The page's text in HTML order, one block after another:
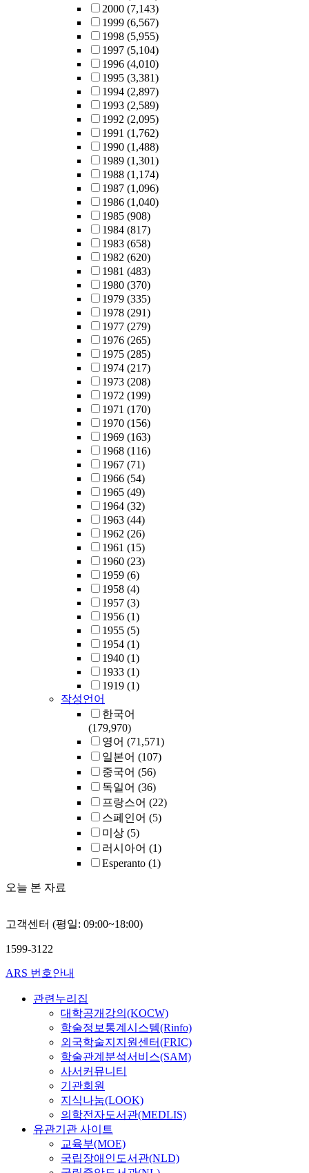
2000 (7,143)
1999 (6,567)
1998 (5,955)
1997 (5,104)
1996 (4,010)
1995 (3,381)
1994 (2,897)
1993 (2,589)
1992 (2,095)
1991 (1,762)
1990 (1,488)
1989 (1,301)
1988 (1,174)
1987 (1,096)
1986 (1,040)
1985 (908)
1984 (817)
1983 (658)
1982 (620)
1981 (483)
1980 (370)
1979 (335)
1978 (291)
1977 (279)
1976 (265)
1975 (285)
1974 (217)
1973 (208)
1972 (199)
1971 (170)
1970 (156)
1969 (163)
1968 (116)
1967 (71)
1966 (54)
1965 (49)
1964 (32)
1963 (44)
1962 (26)
1961 (15)
1960 (23)
1959 (6)
1958 (4)
1957 (3)
1956 (1)
1955 (5)
1954 (1)
1940 (1)
1933 (1)
1919 (1)
작성언어
한국어
(179,970)
영어 (71,571)
일본어 (107)
중국어 (56)
독일어 (36)
프랑스어 (22)
스페인어 (5)
미상 (5)
러시아어 (1)
Esperanto (1)
오늘 본 자료
고객센터 (평일: 09:00~18:00)
1599-3122
ARS 번호안내
관련누리집
대학공개강의(KOCW)
학술정보통계시스템(Rinfo)
외국학술지지원센터(FRIC)
학술관계분석서비스(SAM)
사서커뮤니티
기관회원
지식나눔(LOOK)
의학전자도서관(MEDLIS)
유관기관 사이트
교육부(MOE)
국립장애인도서관(NLD)